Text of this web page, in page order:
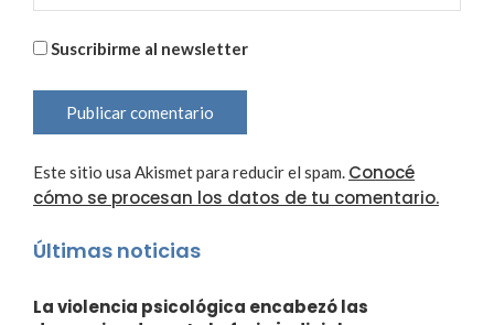
Suscribirme al newsletter
Este sitio usa Akismet para reducir el spam. Conocé
cómo se procesan los datos de tu comentario.
Últimas noticias
La violencia psicológica encabezó las